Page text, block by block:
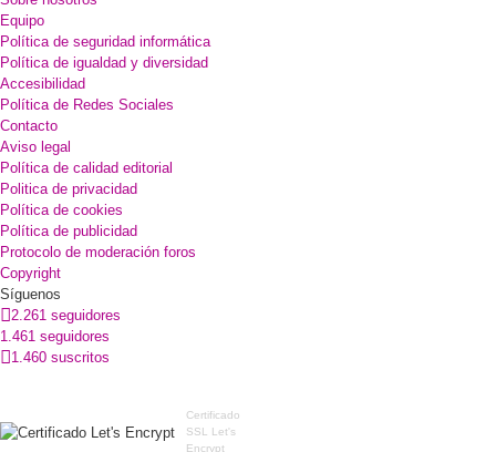
Equipo
Política de seguridad informática
Política de igualdad y diversidad
Accesibilidad
Política de Redes Sociales
Contacto
Aviso legal
Política de calidad editorial
Politica de privacidad
Política de cookies
Política de publicidad
Protocolo de moderación foros
Copyright
Síguenos
2.261 seguidores
1.461 seguidores
1.460 suscritos
Certificado
SSL Let's
Encrypt